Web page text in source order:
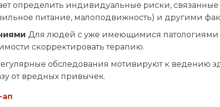
определить индивидуальные риски, связанные
питание, малоподвижность) и другими
Для людей с уже имеющимися патологиями
скорректировать терапию.
обследования мотивируют к ведению
от вредных привычек.